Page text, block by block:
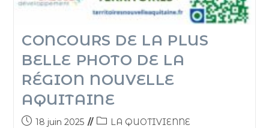
CONCOURS DE LA PLUS
BELLE PHOTO DE LA
RÉGION NOUVELLE
AQUITAINE
18 juin 2025 LA QUOTIVIENNE